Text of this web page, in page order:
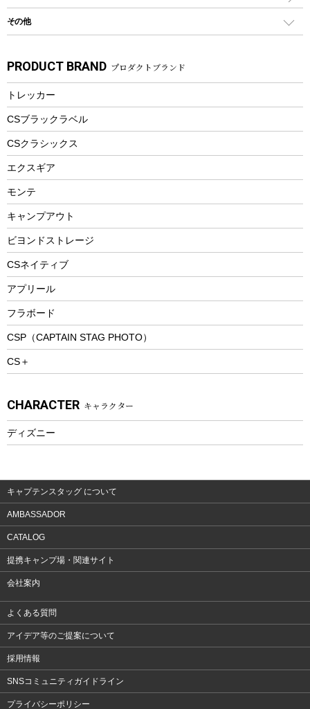
バーベキューツール
カトラリー
マグカップ、カップ
ステンレスボトル
フードボトル
トレー
ランチョンマット
ランチボックス
その他アウトドア雑貨
スプレー関係
ツール、他
パドル
ヘルメット
エアーポンプ
アクセサリー
シティサイクル
自転車ウェア
ラッシュガード
パラソル
フローティングベスト
ヘルメット
エアーポンプ
ビーチテント
ウィンター
スノーシュー
防寒ウェア
トレッキング
トレッキングアクセサリー
プレイグッズ
ウェルネス
ウェア、タオル
ウェア
その他
湯たんぽ
防災用品
PRODUCT BRAND プロダクトブランド
トレッカー
CSブラックラベル
CSクラシックス
エクスギア
モンテ
キャンプアウト
ビヨンドストレージ
CSネイティブ
アプリール
フラボード
CSP（CAPTAIN STAG PHOTO）
CS＋
CHARACTER キャラクター
ディズニー
キャプテンスタッグ について
AMBASSADOR
CATALOG
提携キャンプ場・関連サイト
会社案内
よくある質問
アイデア等のご提案について
採用情報
SNSコミュニティガイドライン
プライバシーポリシー